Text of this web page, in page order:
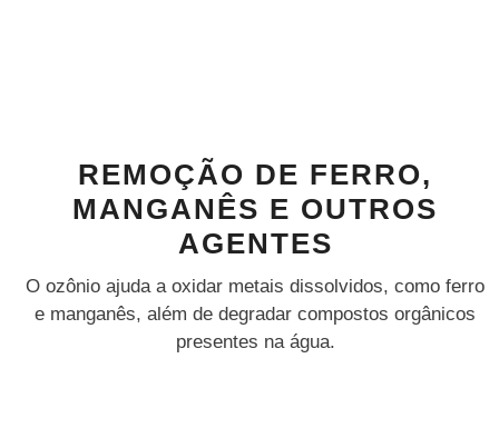
REMOÇÃO DE FERRO,
MANGANÊS E OUTROS
AGENTES
O ozônio ajuda a oxidar metais dissolvidos, como ferro
e manganês, além de degradar compostos orgânicos
presentes na água.